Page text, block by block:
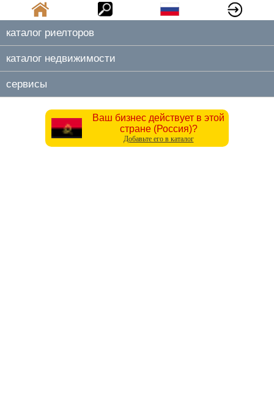
каталог риелторов
каталог недвижимости
сервисы
Ваш бизнес действует в этой
стране (Россия)?
Добавьте его в каталог